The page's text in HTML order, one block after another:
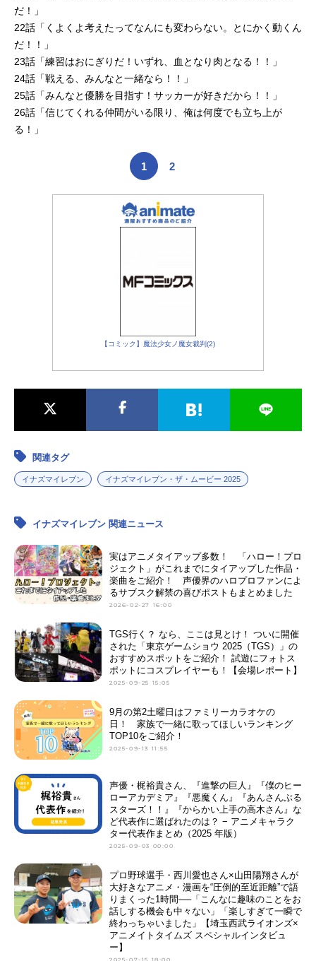
だ！」
22話「くよくよ考えたってなんにも変わらない。とにかく動くん
だ！！」
23話「練習はおにぎりだ！いずれ、血となり肉となる！！」
24話「戦える、みんなと一緒なら！！」
25話「みんなと優勝を目指す！サッカーが好きだから！！」
26話「信じてくれる仲間がいる限り、俺は何度でも立ち上が
る！」
1 2
【コミック】魔法少女ノ魔女裁判(2)
関連タグ
イナズマイレブン イナズマイレブン・ザ・ムービー 2025
イナズマイレブン 関連ニュース
実はアニメタイアップ多数！ 「ハロー！プロ
ジェクト」がこれまでにタイアップした作品・
楽曲をご紹介！ 声優界のハロプロファンによ
るサブスク解禁の喜びポストもまとめました
2026-02-27 16:00
TGS行く？ なら、ここは見とけ！ ついに開催
された「東京ゲームショウ 2025（TGS）」の
おすすめスポットをご紹介！ 試遊にフォトス
ポットにコスプレイヤーも！【会場レポート】
2025-09-25 15:05
9月の第2土曜日はファミリーカラオケの
日！ 家族で一緒に歌ってほしいランキング
TOP10をご紹介！
2025-09-13 11:55
声優・梶裕貴さん、『進撃の巨人』『僕のヒー
ローアカデミア』『悪魔くん』『あんさんぶる
スターズ！！』『からかい上手の高木さん』な
ど代表作に選ばれたのは？ − アニメキャラク
ター代表作まとめ（2025 年版）
2025-09-03 00:00
プロ野球選手・西川愛也さん×山田陽翔さんが
大好きなアニメ・漫画を“圧倒的至近距離”で語
りまくった1時間──「こんなに趣味のことをお
話しする機会も中々ない」「楽しすぎて一瞬で
終わっちゃいました」【埼玉西武ライオンズ×
アニメイトタイムズ スペシャルインタビュ
ー】